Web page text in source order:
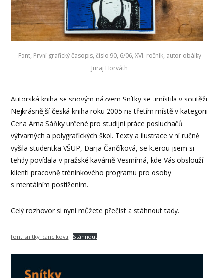
Font, První grafický časopis, číslo 90, 6/06, XVI. ročník, autor obálky
Juraj Horváth
Autorská kniha se snovým názvem Snítky se umístila v soutěži
Nejkrásnější česká kniha roku 2005 na třetím místě v kategorii
Cena Arna Sáňky určené pro studijní práce posluchačů
výtvarných a polygrafických škol. Texty a ilustrace v ní ručně
vyšila studentka VŠUP, Darja Čančíková, se kterou jsem si
tehdy povídala v pražské kavárně Vesmírná, kde Vás obslouží
klienti pracovně tréninkového programu pro osoby
s mentálním postižením.
Celý rozhovor si nyní můžete přečíst a stáhnout tady.
font_snitky_cancikova Stáhnout